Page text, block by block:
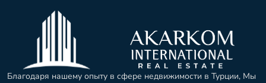
Благодаря нашему опыту в сфере недвижимости в Турции, Мы